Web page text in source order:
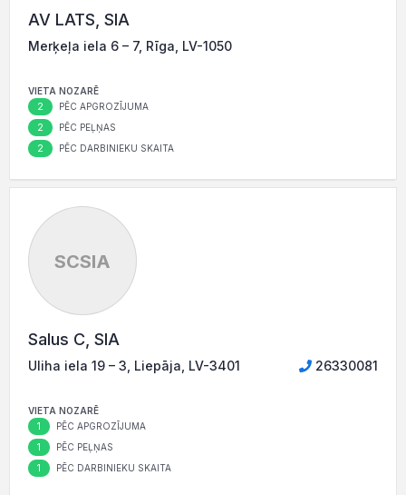
AV LATS, SIA
Merķeļa iela 6 – 7, Rīga, LV-1050
VIETA NOZARĒ
2 PĒC APGROZĪJUMA
2 PĒC PEĻŅAS
2 PĒC DARBINIEKU SKAITA
SCSIA
Salus C, SIA
Uliha iela 19 – 3, Liepāja, LV-3401 26330081
VIETA NOZARĒ
1 PĒC APGROZĪJUMA
1 PĒC PEĻŅAS
1 PĒC DARBINIEKU SKAITA